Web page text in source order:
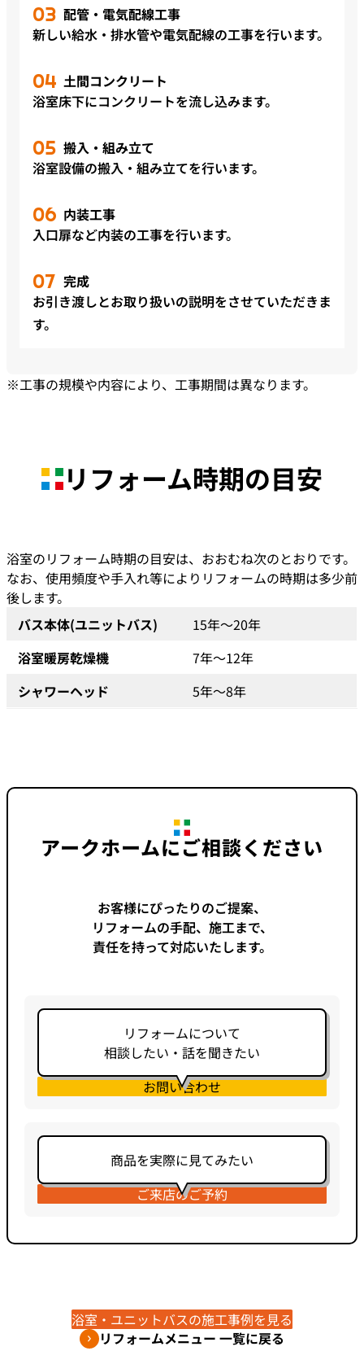
配管・電気配線工事
新しい給水・排水管や電気配線の工事を行います。
土間コンクリート
浴室床下にコンクリートを流し込みます。
搬入・組み立て
浴室設備の搬入・組み立てを行います。
内装工事
入口扉など内装の工事を行います。
完成
お引き渡しとお取り扱いの説明をさせていただきま
す。
※工事の規模や内容により、工事期間は異なります。
リフォーム時期の目安
浴室のリフォーム時期の目安は、おおむね次のとおりです。
なお、使用頻度や手入れ等によりリフォームの時期は多少前
後します。
バス本体(ユニットバス)
15年～20年
浴室暖房乾燥機
7年～12年
シャワーヘッド
5年～8年
アークホームにご相談ください
お客様にぴったりのご提案、
リフォームの手配、施工まで、
責任を持って対応いたします。
リフォームについて
相談したい・話を聞きたい
お問い合わせ
商品を実際に見てみたい
ご来店のご予約
浴室・ユニットバスの施工事例を見る
リフォームメニュー 一覧に戻る